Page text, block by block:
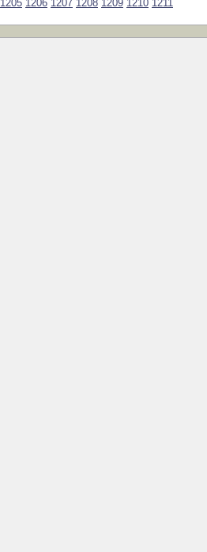
1205 1206 1207 1208 1209 1210 1211